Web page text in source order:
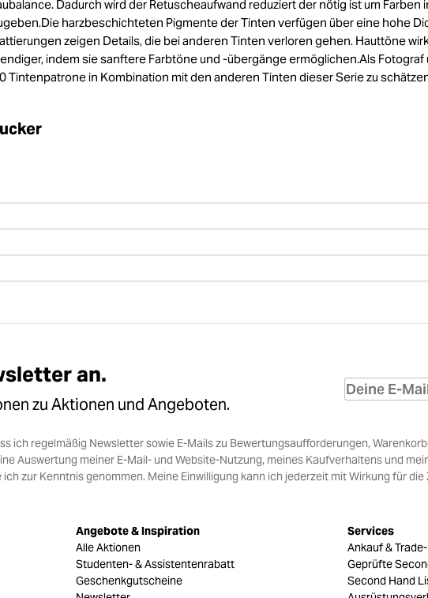
Dadurch wird der Retuscheaufwand reduziert der nötig ist um Farben
harzbeschichteten Pigmente der Tinten verfügen über eine hohe
zeigen Details, die bei anderen Tinten verloren gehen. Hauttöne
indem sie sanftere Farbtöne und -übergänge ermöglichen.Als Fotograf
Tintenpatrone in Kombination mit den anderen Tinten dieser Serie zu
an.
zu Aktionen und Angeboten.
ich regelmäßig Newsletter sowie E-Mails zu Bewertungsaufforderungen,
Auswertung meiner E-Mail- und Website-Nutzung, meines Kaufverhaltens und
zur Kenntnis genommen. Meine Einwilligung kann ich jederzeit mit Wirkung für
Angebote & Inspiration
Alle Aktionen
Studenten- & Assistentenrabatt
Geschenkgutscheine
Services
Ankauf &
Geprüfte
Second Hand